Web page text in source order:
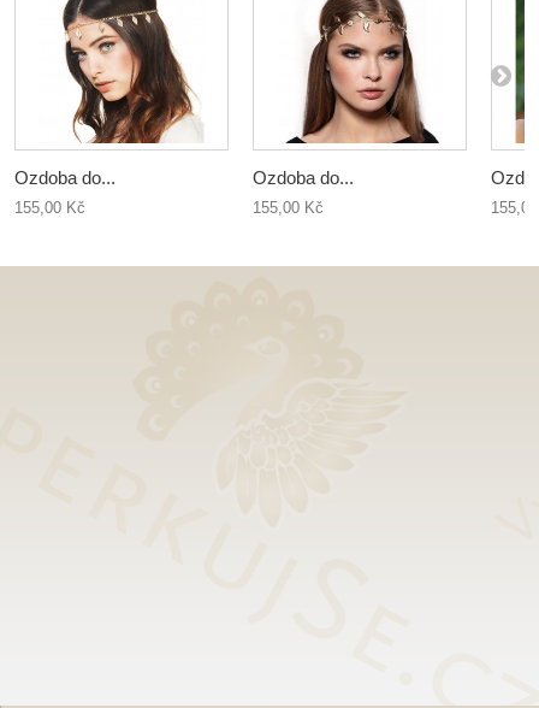
Ozdoba do...
155,00 Kč
Ozdoba do...
155,00 Kč